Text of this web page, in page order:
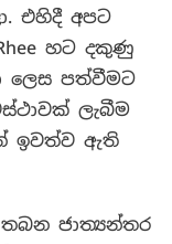
එහිදී අපට
හට දකුණු
ලෙස පත්වීමට
ලැබීම
ඉවත්ව ඇති
ජාත්‍යන්තර